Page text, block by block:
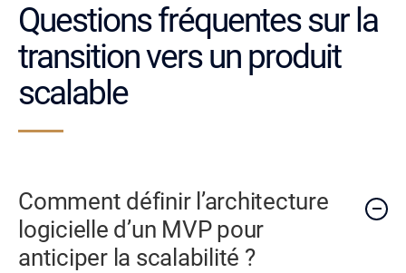
Questions fréquentes sur la
transition vers un produit
scalable
Comment définir l’architecture
logicielle d’un MVP pour
anticiper la scalabilité ?